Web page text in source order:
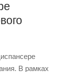
В рамках